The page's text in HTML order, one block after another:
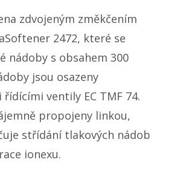
zdvojeným změkčením
2472, které se
nádoby s obsahem 300
jsou osazeny
ventily EC TMF 74.
propojeny linkou,
střídání tlakových nádob
ionexu.